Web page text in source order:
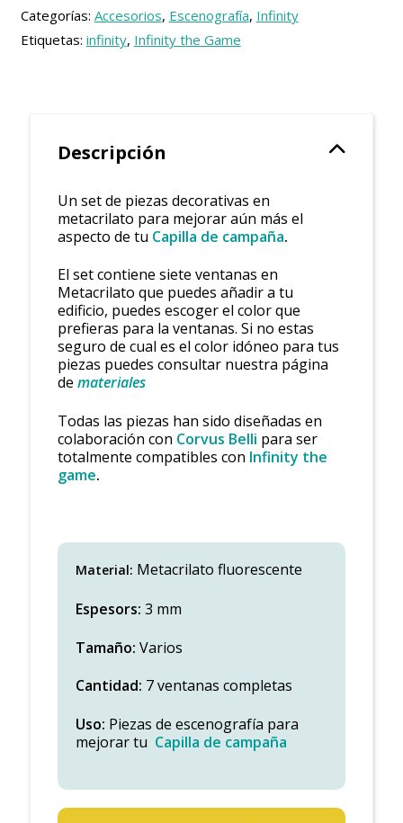
cantidad
Categorías: Accesorios, Escenografía, Infinity
Etiquetas: infinity, Infinity the Game
Descripción
Un set de piezas decorativas en
metacrilato para mejorar aún más el
aspecto de tu Capilla de campaña.
El set contiene siete ventanas en
Metacrilato que puedes añadir a tu
edificio, puedes escoger el color que
prefieras para la ventanas. Si no estas
seguro de cual es el color idóneo para tus
piezas puedes consultar nuestra página
de materiales
Todas las piezas han sido diseñadas en
colaboración con Corvus Belli para ser
totalmente compatibles con Infinity the
game.
Material: Metacrilato fluorescente
Espesors: 3 mm
Tamaño: Varios
Cantidad: 7 ventanas completas
Uso: Piezas de escenografía para
mejorar tu Capilla de campaña